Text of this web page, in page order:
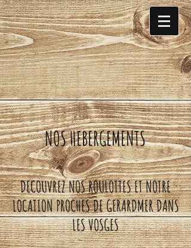
NOS HEBERGEMENTS
DECOUVREZ NOS ROULOTTES ET NOTRE
LOCATION PROCHES DE GERARDMER DANS
LES VOSGES